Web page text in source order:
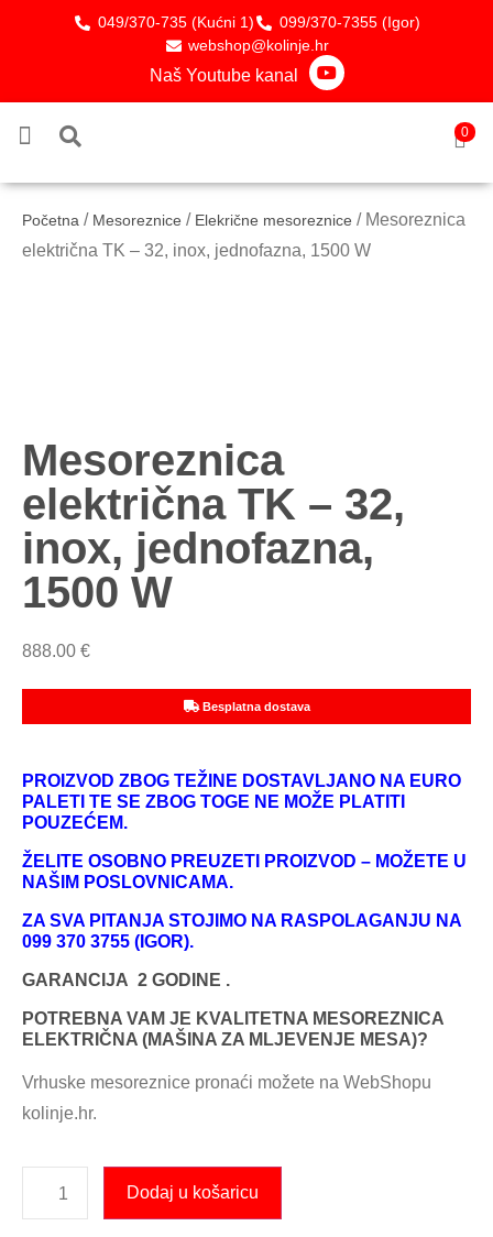
049/370-735 (Kućni 1)
099/370-7355 (Igor)
webshop@kolinje.hr
Naš Youtube kanal
0
Početna / Mesoreznice / Elekrične mesoreznice / Mesoreznica
električna TK – 32, inox, jednofazna, 1500 W
Mesoreznica
električna TK – 32,
inox, jednofazna,
1500 W
888.00 €
Besplatna dostava
PROIZVOD ZBOG TEŽINE DOSTAVLJANO NA EURO
PALETI TE SE ZBOG TOGE NE MOŽE PLATITI
POUZEĆEM.
ŽELITE OSOBNO PREUZETI PROIZVOD – MOŽETE U
NAŠIM POSLOVNICAMA.
ZA SVA PITANJA STOJIMO NA RASPOLAGANJU NA
099 370 3755 (IGOR).
GARANCIJA 2 GODINE .
POTREBNA VAM JE KVALITETNA MESOREZNICA
ELEKTRIČNA (MAŠINA ZA MLJEVENJE MESA)?
Vrhuske mesoreznice pronaći možete na WebShopu
kolinje.hr.
Dodaj u košaricu